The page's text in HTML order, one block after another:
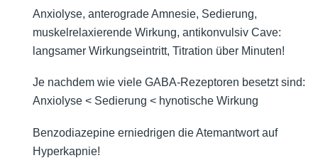
Anxiolyse, anterograde Amnesie, Sedierung,
muskelrelaxierende Wirkung, antikonvulsiv Cave:
langsamer Wirkungseintritt, Titration über Minuten!
Je nachdem wie viele GABA-Rezeptoren besetzt sind:
Anxiolyse < Sedierung < hynotische Wirkung
Benzodiazepine erniedrigen die Atemantwort auf
Hyperkapnie!